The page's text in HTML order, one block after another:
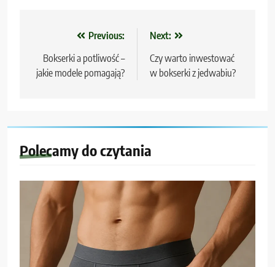
Nawigacja
wpisu
Previous:
Bokserki a potliwość –
jakie modele pomagają?
Next:
Czy warto inwestować
w bokserki z jedwabiu?
Polecamy do czytania